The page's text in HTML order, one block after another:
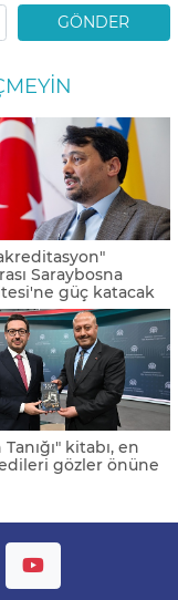
GÖNDER
Saraybosna
güç katacak
Tanığı" kitabı, en
gözler önüne